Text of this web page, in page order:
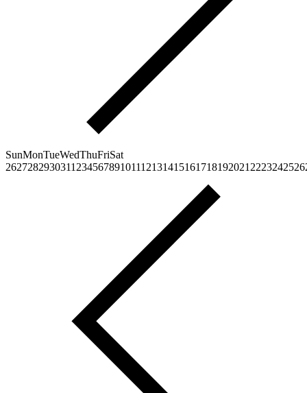
SunMonTueWedThuFriSat
2627282930311 23456789101112131415161718192021 2223242526